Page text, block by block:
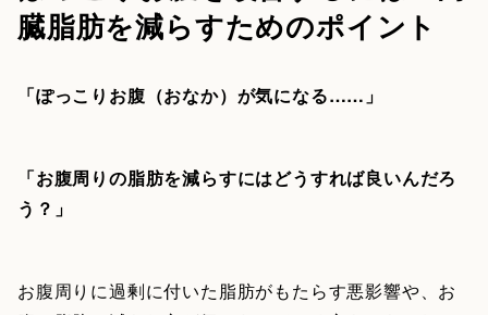
臓脂肪を減らすためのポイント
「ぽっこりお腹（おなか）が気になる……」
「お腹周りの脂肪を減らすにはどうすれば良いんだろ
う？」
お腹周りに過剰に付いた脂肪がもたらす悪影響や、お